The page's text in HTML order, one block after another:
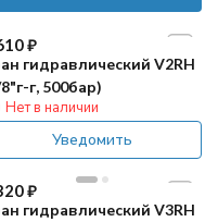
₽
гидравлический V2RH
г, 500бар)
Нет в наличии
Уведомить
₽
гидравлический V3RH